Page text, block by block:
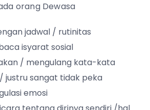
orang Dewasa
jadwal / rutinitas
isyarat sosial
/ mengulang kata-kata
justru sangat tidak peka
emosi